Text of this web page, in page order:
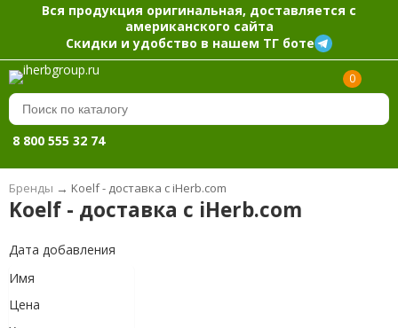
Вся продукция оригинальная, доставляется с
американского сайта
Скидки и удобство в нашем ТГ боте
0
8 800 555 32 74
Бренды → Koelf - доставка с iHerb.com
Koelf - доставка с iHerb.com
Дата добавления
Имя
Цена